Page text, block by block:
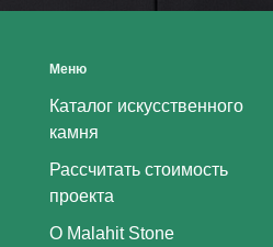
Меню
Каталог искусственного
камня
Рассчитать стоимость
проекта
О Malahit Stone